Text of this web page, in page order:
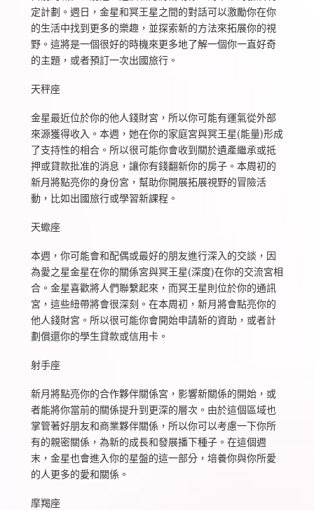
定計劃。週日，金星和冥王星之間的對話可以激勵你在你
的生活中找到更多的樂趣，並探索新的方法來拓展你的視
野。這將是一個很好的時機來更多地了解一個你一直好奇
的主題，或者預訂一次出國旅行。
天秤座
金星最近位於你的他人錢財宮，所以你可能有運氣從外部
來源獲得收入。本週，她在你的家庭宮與冥王星(能量)形成
了支持性的相合。所以很可能你會收到關於遺產繼承或抵
押或貸款批准的消息，讓你有錢翻新你的房子。本周初的
新月將點亮你的身份宮，幫助你開展拓展視野的冒險活
動，比如出國旅行或學習新課程。
天蠍座
本週，你可能會和配偶或最好的朋友進行深入的交談，因
為愛之星金星在你的關係宮與冥王星(深度)在你的交流宮相
合。金星喜歡將人們聯繫起來，而冥王星則位於你的通訊
宮，這些紐帶將會很深刻。在本周初，新月將會點亮你的
他人錢財宮。所以很可能你會開始申請新的資助，或者計
劃償還你的學生貸款或信用卡。
射手座
新月將點亮你的合作夥伴關係宮，影響新關係的開始，或
者能將你當前的關係提升到更深的層次。由於這個區域也
掌管著好朋友和商業夥伴關係，所以你可以考慮一下你所
有的親密關係，為新的成長和發展播下種子。在這個週
末，金星也會進入你的星盤的這一部分，培養你與你所愛
的人更多的愛和關係。
摩羯座